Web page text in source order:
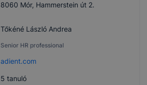
8060 Mór, Hammerstein út 2.
Tőkéné László Andrea
Senior HR professional
adient.com
5 tanuló